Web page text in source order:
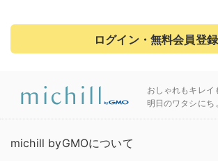
ログイン・無料会員登録
おしゃれもキレイ
明日のワタシにち
michill byGMOについて